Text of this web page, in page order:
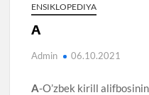
ENSIKLOPEDIYA
A
Admin 06.10.2021
A-O’zbek kirill